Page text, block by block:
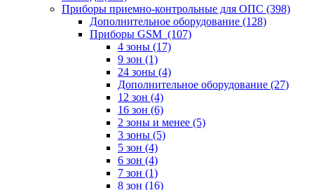
Приборы приемно-контрольные для ОПС (398)
Дополнительное оборудование (128)
Приборы GSM (107)
4 зоны (17)
9 зон (1)
24 зоны (4)
Дополнительное оборудование (27)
12 зон (4)
16 зон (6)
2 зоны и менее (5)
3 зоны (5)
5 зон (4)
6 зон (4)
7 зон (1)
8 зон (16)